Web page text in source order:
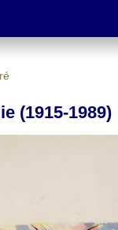
(1915-1989)